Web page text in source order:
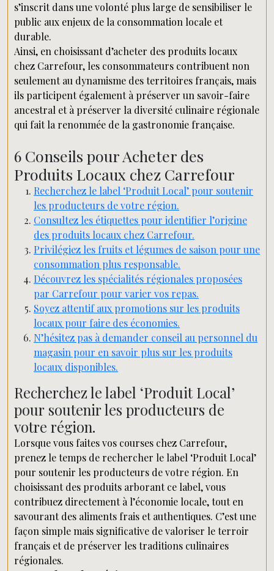
s’inscrit dans une volonté plus large de sensibiliser le
public aux enjeux de la consommation locale et
durable.
Ainsi, en choisissant d’acheter des produits locaux
chez Carrefour, les consommateurs contribuent non
seulement au dynamisme des territoires français, mais
ils participent également à préserver un savoir-faire
ancestral et à préserver la diversité culinaire régionale
qui fait la renommée de la gastronomie française.
6 Conseils pour Acheter des
Produits Locaux chez Carrefour
Recherchez le label ‘Produit Local’ pour soutenir
les producteurs de votre région.
Consultez les étiquettes pour identifier l’origine
des produits locaux chez Carrefour.
Privilégiez les fruits et légumes de saison pour une
consommation plus responsable.
Découvrez les spécialités régionales proposées
par Carrefour pour varier vos repas.
Soyez attentif aux promotions sur les produits
locaux pour faire des économies.
N’hésitez pas à demander conseil au personnel du
magasin pour en savoir plus sur les produits
locaux disponibles.
Recherchez le label ‘Produit Local’
pour soutenir les producteurs de
votre région.
Lorsque vous faites vos courses chez Carrefour,
prenez le temps de rechercher le label ‘Produit Local’
pour soutenir les producteurs de votre région. En
choisissant des produits arborant ce label, vous
contribuez directement à l’économie locale, tout en
savourant des aliments frais et authentiques. C’est une
façon simple mais significative de valoriser le terroir
français et de préserver les traditions culinaires
régionales.